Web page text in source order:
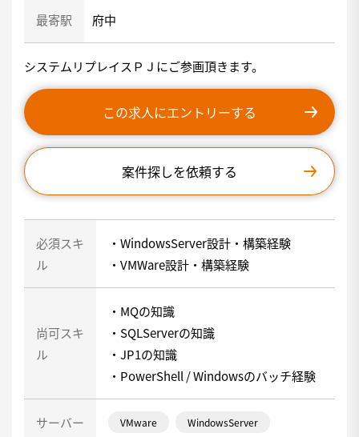
最寄駅 府中
システムリプレイスＰＪにご参画頂きます。
この求人にエントリーする
案件探しを依頼する
必須スキ
ル
・WindowsServer設計・構築経験
・VMWare設計・構築経験
尚可スキ
ル
・MQの知識
・SQLServerの知識
・JP1の知識
・PowerShell / Windowsのバッチ経験
サーバー VMware WindowsServer